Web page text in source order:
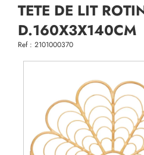
TETE DE LIT
D.160X3X140CM
Ref : 2101000370